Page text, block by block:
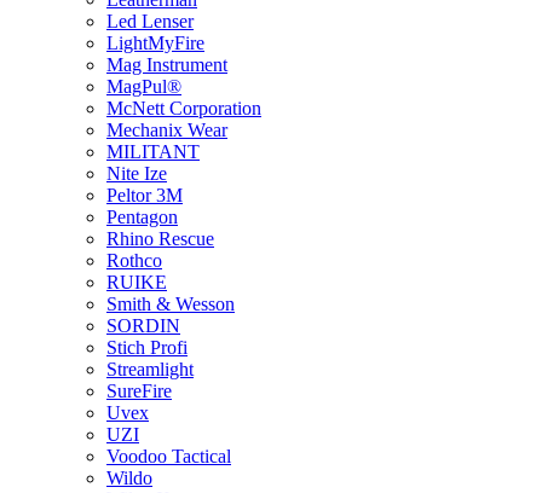
Led Lenser
LightMyFire
Mag Instrument
MagPul®
McNett Corporation
Mechanix Wear
MILITANT
Nite Ize
Peltor 3M
Pentagon
Rhino Rescue
Rothco
RUIKE
Smith & Wesson
SORDIN
Stich Profi
Streamlight
SureFire
Uvex
UZI
Voodoo Tactical
Wildo